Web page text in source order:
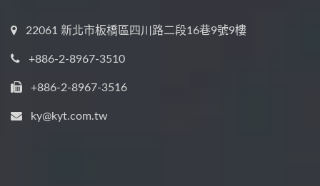
22061 新北市板橋區四川路二段16巷9號9樓
+886-2-8967-3510
+886-2-8967-3516
ky@kyt.com.tw